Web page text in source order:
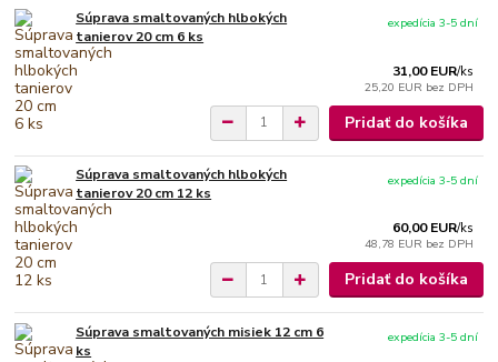
Súprava smaltovaných hlbokých
tanierov 20 cm 6 ks
31,00 EUR/ks
25,20 EUR bez DPH
expedícia 3-5 dní
Pridať do košíka
Súprava smaltovaných hlbokých
tanierov 20 cm 12 ks
60,00 EUR/ks
48,78 EUR bez DPH
expedícia 3-5 dní
Pridať do košíka
Súprava smaltovaných misiek 12 cm 6
ks
expedícia 3-5 dní